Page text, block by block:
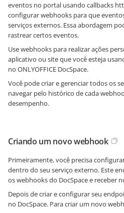
eventos no portal usando callbacks
configurar webhooks para que
serviços externos. Essa abordagem
rastrear certos eventos.
Use webhooks para realizar ações
aplicativo ou site que você esteja
no ONLYOFFICE DocSpace.
Você pode criar e gerenciar todos os
navegar pelo histórico de cada
desempenho.
Criando um novo webhook
Primeiramente, você precisa
dentro do seu serviço externo. Este
os webhooks do DocSpace e receber
Depois de criar e configurar seu
no DocSpace. Para criar um novo